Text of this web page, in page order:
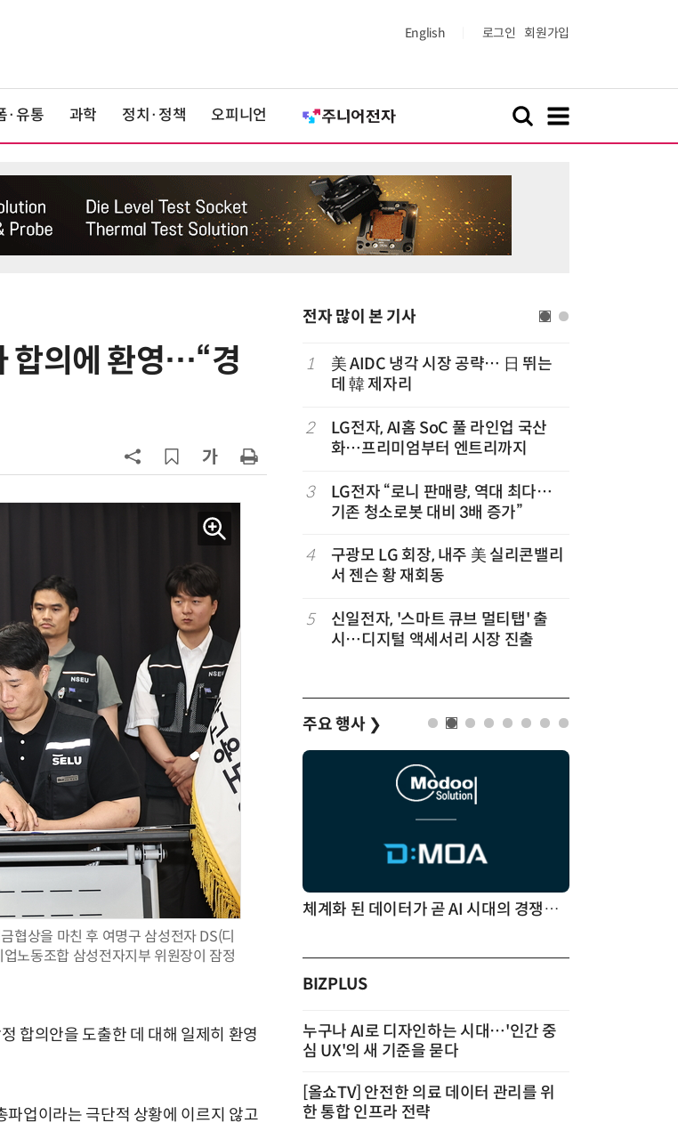
English 로그인 회원가입
·유통 과학 정치·정책 오피니언
합의에 환영…“경
협상을 마친 후 여명구 삼성전자 DS(디
노동조합 삼성전자지부 위원장이 잠정
합의안을 도출한 데 대해 일제히 환영
업이라는 극단적 상황에 이르지 않고
전자 많이 본 기사
6
LG 엑사원, 中企 제조현장 '전파'…
전자, 美 B2B 구독 시동
주가 부양 '총력전'
10 [사설] 美 AIDC 냉각 시장, 우리도 현
지 대응을
1
美 AIDC 냉각 시장 공략… 日 뛰는
데 韓 제자리
2
LG전자, AI홈 SoC 풀 라인업 국산
화…프리미엄부터 엔트리까지
3
LG전자 “로니 판매량, 역대 최다…
기존 청소로봇 대비 3배 증가”
4
구광모 LG 회장, 내주 美 실리콘밸리
서 젠슨 황 재회동
5
신일전자, '스마트 큐브 멀티탭' 출
시…디지털 액세서리 시장 진출
주요 행사 ❯
체계화 된 데이터가 곧 AI 시대의 경쟁력이다
BIZPLUS
누구나 AI로 디자인하는 시대…'인간 중
심 UX'의 새 기준을 묻다
[올쇼TV] 안전한 의료 데이터 관리를 위
한 통합 인프라 전략